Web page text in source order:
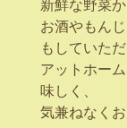
新鮮な野菜
お酒やもん
もしていた
アットホー
味しく、
気兼ねなく